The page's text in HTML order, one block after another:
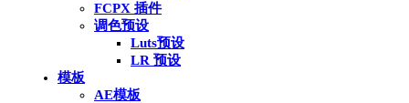
FCPX 插件
调色预设
Luts预设
LR 预设
模板
AE模板